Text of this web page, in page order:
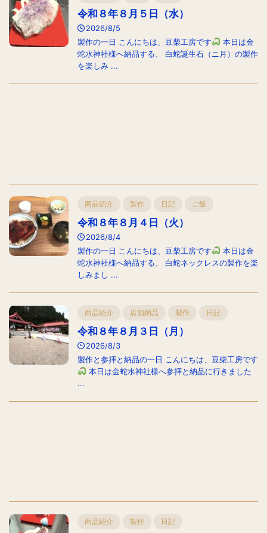
令和８年８月５日（水）
2026/8/5
製作の一日 こんにちは、豆柴工房です
本日は金
蛇水神社様へ納品する、 白蛇誕生石（ニ月）の製作
を楽しみ ...
商品紹介 製作 日記 ご飯
令和８年８月４日（火）
2026/8/4
製作の一日 こんにちは、豆柴工房です
本日は金
蛇水神社様へ納品する、 白蛇ネックレスの製作を楽
しみまし ...
商品紹介 店舗納品 製作 日記
令和８年８月３日（月）
2026/8/3
製作と参拝と納品の一日 こんにちは、豆柴工房です
本日は金蛇水神社様へ参拝と納品に行きました
...
商品紹介 製作 日記